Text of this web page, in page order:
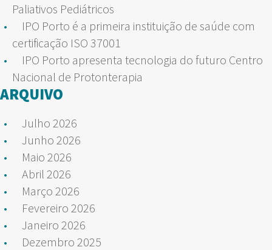
Paliativos Pediátricos
IPO Porto é a primeira instituição de saúde com
certificação ISO 37001
IPO Porto apresenta tecnologia do futuro Centro
Nacional de Protonterapia
ARQUIVO
Julho 2026
Junho 2026
Maio 2026
Abril 2026
Março 2026
Fevereiro 2026
Janeiro 2026
Dezembro 2025